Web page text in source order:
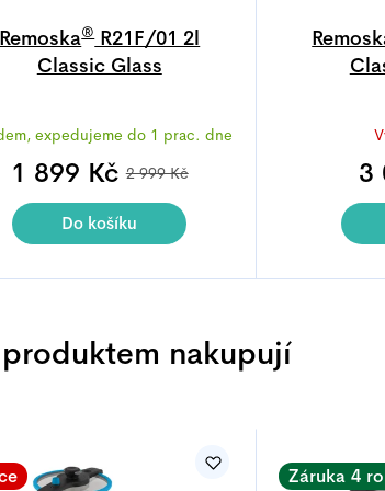
Remoska®R21F/01 2l
Classic Glass
hodnocení
produktu
5,0
z
5
expedujeme do 1 prac. dne
1 899 Kč 2 999 Kč
Do košíku
3
nakupují
Záruka 4